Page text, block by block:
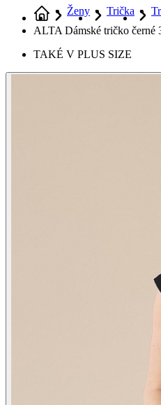
Ženy Trička
ALTA Dámské tričko černé
TAKÉ V PLUS SIZE